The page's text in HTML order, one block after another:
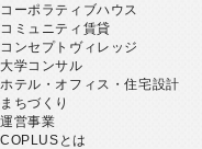
コーポラティブハウス
コミュニティ賃貸
コンセプトヴィレッジ
大学コンサル
ホテル・オフィス・住宅設計
まちづくり
運営事業
COPLUSとは